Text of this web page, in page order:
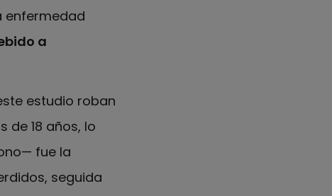
enfermedad
a
estudio roban
18 años, lo
fue la
seguida